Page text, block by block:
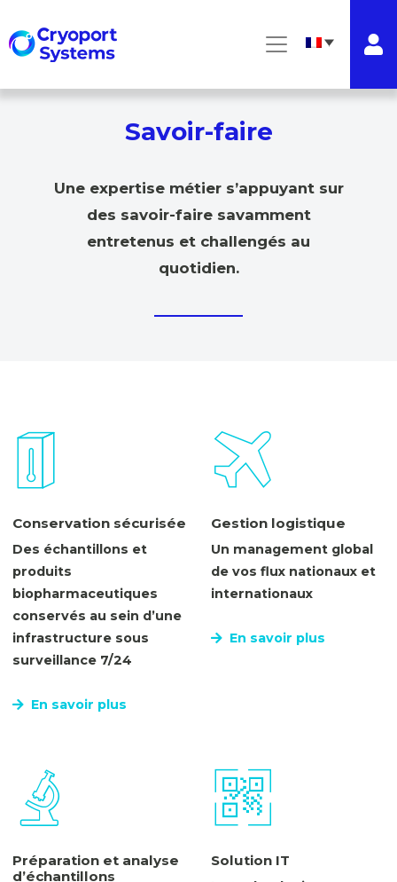
Savoir-faire
Une expertise métier s’appuyant sur
des savoir-faire savamment
entretenus et challengés au
quotidien.
Conservation sécurisée
Des échantillons et
produits
biopharmaceutiques
conservés au sein d’une
infrastructure sous
surveillance 7/24
En savoir plus
Gestion logistique
Un management global
de vos flux nationaux et
internationaux
En savoir plus
Préparation et analyse
d’échantillons
Solution IT